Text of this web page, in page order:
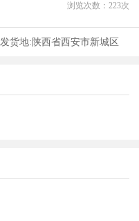
浏览次数： 223次
发货地:陕西省西安市新城区